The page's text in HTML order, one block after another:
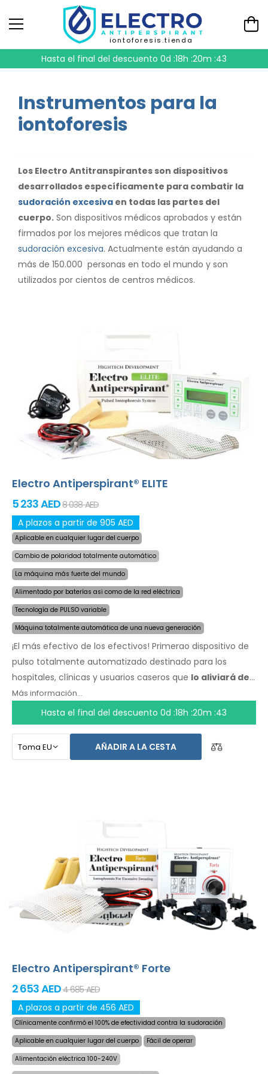
iontoforesis.tienda
Hasta el final del descuento 0d :18h :20m :43
Instrumentos para la
iontoforesis
Los Electro Antitranspirantes son dispositivos
desarrollados específicamente para combatir la
sudoración excesiva en todas las partes del
cuerpo. Son dispositivos médicos aprobados y están
firmados por los mejores médicos que tratan la
sudoración excesiva. Actualmente están ayudando a
más de 150.000 personas en todo el mundo y son
utilizados por cientos de centros médicos.
Electro Antiperspirant® ELITE
5 233 AED8 038 AED
A plazos a partir de 905 AED
Aplicable en cualquier lugar del cuerpo
Cambio de polaridad totalmente automático
La máquina más fuerte del mundo
Alimentado por baterías asi como de la red eléctrica
Tecnología de PULSO variable
Máquina totalmente automática de una nueva generación
¡El más efectivo de los efectivos! Primerao dispositivo de
pulso totalmente automatizado destinado para los
hospitales, clínicas y usuarios caseros que lo aliviará de
la sudoración incluso por varios meses con una sola
aplicación. Al comienzo del tratamiento, solo escoge el
área afectada por la sudoración excesiva y la
computadora hará todo por ti.
en el paquete básico). Con adaptadores adicionales, la
sudoración excesiva de la cabeza, frente, abdomen,
espalda, nalgas, pecho y otras partes del cuerpo también
pueden ser tratados con éxito y por largo
tiempo.¡Garantía de devolución de dinero en caso
de insatisfacción y envío exprés en todo el mundo
Más información...
Hasta el final del descuento 0d :18h :20m :43
AÑADIR A LA CESTA
Electro Antiperspirant® Forte
2 653 AED4 685 AED
A plazos a partir de 456 AED
Clínicamente confirmó el 100% de efectividad contra la sudoración
Aplicable en cualquier lugar del cuerpo
Fácil de operar
Alimentación eléctrica 100-240V